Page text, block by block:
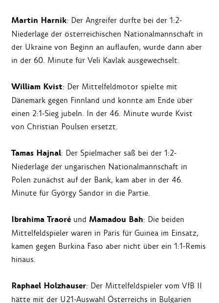
Martin Harnik: Der Angreifer durfte bei der 1:2-
Niederlage der österreichischen Nationalmannschaft in
der Ukraine von Beginn an auflaufen, wurde dann aber
in der 60. Minute für Veli Kavlak ausgewechselt.
William Kvist: Der Mittelfeldmotor spielte mit
Dänemark gegen Finnland und konnte am Ende über
einen 2:1-Sieg jubeln. In der 46. Minute wurde Kvist
von Christian Poulsen ersetzt.
Tamas Hajnal: Der Spielmacher saß bei der 1:2-
Niederlage der ungarischen Nationalmannschaft in
Polen zunächst auf der Bank, kam aber in der 46.
Minute für György Sandor in die Partie.
Ibrahima Traoré und Mamadou Bah: Die beiden
Mittelfeldspieler waren in Paris für Guinea im Einsatz,
kamen gegen Burkina Faso aber nicht über ein 1:1-Remis
hinaus.
Raphael Holzhauser: Der Mittelfeldspieler vom VfB II
hätte mit der U21-Auswahl Österreichs in Bulgarien